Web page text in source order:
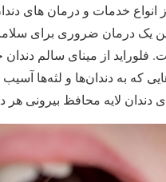
انواع خدمات و درمان های
یک درمان ضروری برای
فلوراید از مینای سالم
که به دندان‌ها و لثه‌ها
دندان لایه محافظ بیرونی هر